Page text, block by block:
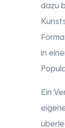
dazu
in
Ein